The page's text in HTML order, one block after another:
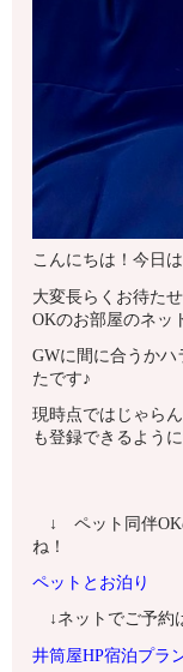
こんにちは！今日
大変長らくお待た
OKのお部屋のネッ
GWに間に合うか
たです♪
現時点ではじゃら
も登録できるよう
↓ ペット同伴OK
ね！
ペットとお泊り
↓ネットでご予約
井筒屋HP宿泊プラ